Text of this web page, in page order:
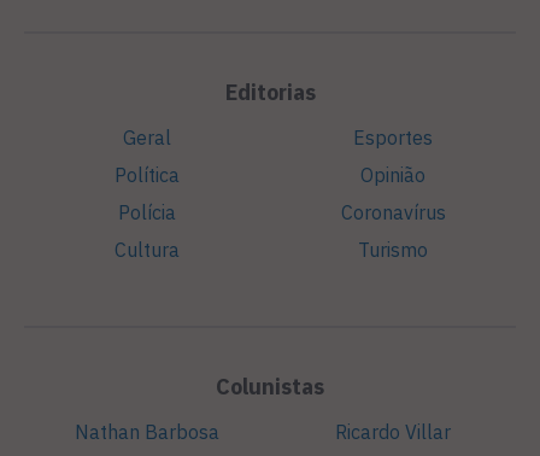
Editorias
Geral
Política
Polícia
Cultura
Esportes
Opinião
Coronavírus
Turismo
Colunistas
Nathan Barbosa
Ricardo Villar